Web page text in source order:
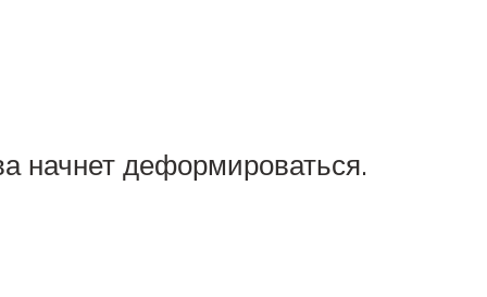
начнет деформироваться.